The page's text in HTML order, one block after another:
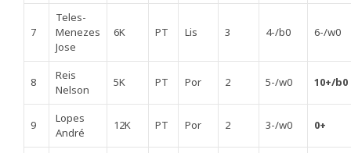
7
Teles-
Menezes
Jose
6K PT Lis 3 4-/b0 6-/w0
8
Reis
Nelson
5K PT Por 2 5-/w0 10+/b0
9
Lopes
André
12K PT Por 2 3-/w0 0+